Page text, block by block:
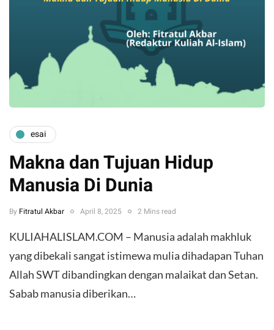
esai
Makna dan Tujuan Hidup
Manusia Di Dunia
By Fitratul Akbar April 8, 2025 2 Mins read
KULIAHALISLAM.COM – Manusia adalah makhluk
yang dibekali sangat istimewa mulia dihadapan Tuhan
Allah SWT dibandingkan dengan malaikat dan Setan.
Sabab manusia diberikan…